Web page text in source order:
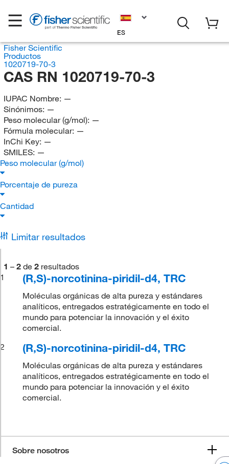
ES
Fisher Scientific
Productos
1020719-70-3
CAS RN 1020719-70-3
IUPAC Nombre: —
Sinónimos: —
Peso molecular (g/mol): —
Fórmula molecular: —
InChi Key: —
SMILES: —
Peso molecular (g/mol)
Porcentaje de pureza
Cantidad
Limitar resultados
1 – 2 de 2 resultados
1
(R,S)-norcotinina-piridil-d4, TRC
Moléculas orgánicas de alta pureza y estándares
analíticos, entregados estratégicamente en todo el
mundo para potenciar la innovación y el éxito
comercial.
2
(R,S)-norcotinina-piridil-d4, TRC
Moléculas orgánicas de alta pureza y estándares
analíticos, entregados estratégicamente en todo el
mundo para potenciar la innovación y el éxito
comercial.
Sobre nosotros